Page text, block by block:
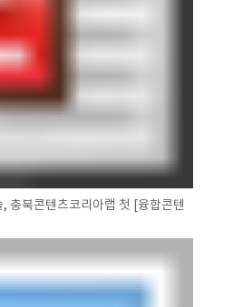
북콘텐츠코리아랩 첫 [융합콘텐